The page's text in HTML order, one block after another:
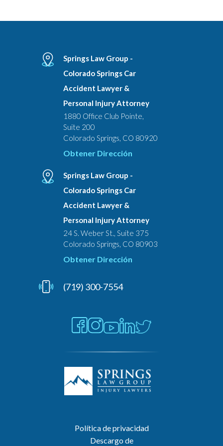
Springs Law Group -
Colorado Springs Car
Accident Lawyer &
Personal Injury Attorney
1880 Office Club Pointe,
Suite 200
Colorado Springs, CO 80920
Obtener Dirección
Springs Law Group -
Colorado Springs Car
Accident Lawyer &
Personal Injury Attorney
24 S. Weber St., Suite 375
Colorado Springs, CO 80903
Obtener Dirección
(719) 300-7554
Política de privacidad
Descargo de